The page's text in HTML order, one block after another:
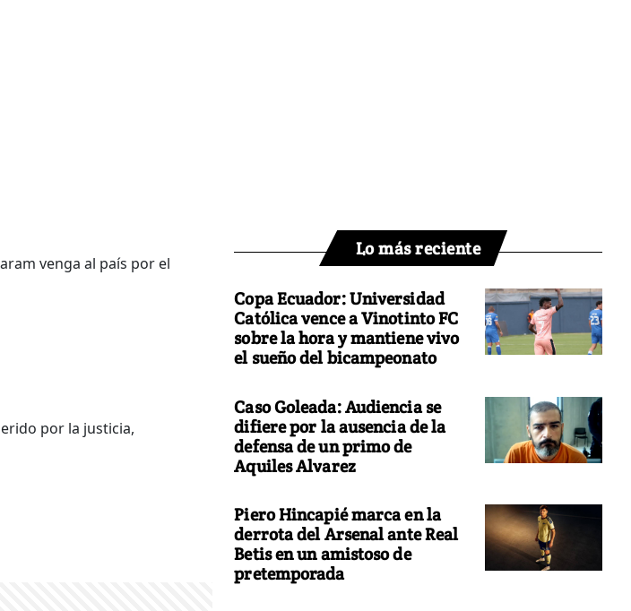
venga al país por el
por la justicia,
Lo más reciente
Copa Ecuador: Universidad
Católica vence a Vinotinto FC
sobre la hora y mantiene vivo
el sueño del bicampeonato
Caso Goleada: Audiencia se
difiere por la ausencia de la
defensa de un primo de
Aquiles Alvarez
Piero Hincapié marca en la
derrota del Arsenal ante Real
Betis en un amistoso de
pretemporada